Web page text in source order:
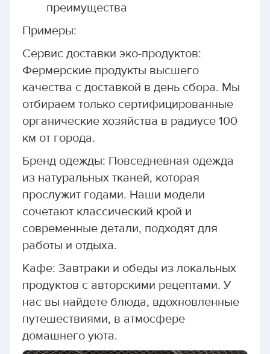
преимущества
Примеры:
Сервис доставки эко-продуктов:
Фермерские продукты высшего
качества с доставкой в день сбора. Мы
отбираем только сертифицированные
органические хозяйства в радиусе 100
км от города.
Бренд одежды: Повседневная одежда
из натуральных тканей, которая
прослужит годами. Наши модели
сочетают классический крой и
современные детали, подходят для
работы и отдыха.
Кафе: Завтраки и обеды из локальных
продуктов с авторскими рецептами. У
нас вы найдете блюда, вдохновленные
путешествиями, в атмосфере
домашнего уюта.